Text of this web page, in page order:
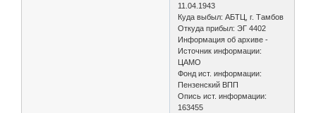
11.04.1943
Куда выбыл: АБТЦ, г. Тамбов
Откуда прибыл: ЭГ 4402
Информация об архиве -
Источник информации:
ЦАМО
Фонд ист. информации:
Пензенский ВПП
Опись ист. информации:
163455